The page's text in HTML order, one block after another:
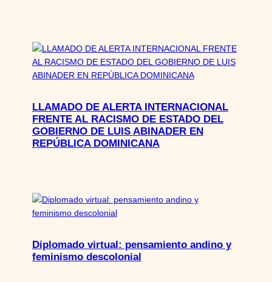
LLAMADO DE ALERTA INTERNACIONAL
FRENTE AL RACISMO DE ESTADO DEL
GOBIERNO DE LUIS ABINADER EN
REPÚBLICA DOMINICANA
Diplomado virtual: pensamiento andino y
feminismo descolonial